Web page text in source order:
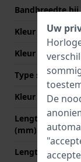
Bandbreedte
Kleur Band
Kleur stiksel
Type sluiting
Kleur sluiting
Lengte band op
(mm)
Lengte band
Uw
De